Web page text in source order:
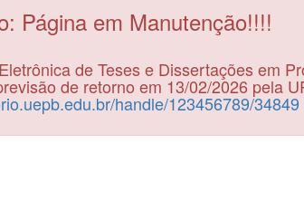
Página em Manutenção!!!!
de Teses e Dissertações em
de retorno em 13/02/2026 pela
handle/123456789/34849